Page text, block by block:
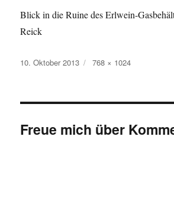
Blick in die Ruine des Erlwein-
Reick
Veröffentlicht
10. Oktober 2013 Originalgröße
768 × 1024
Freue mich über